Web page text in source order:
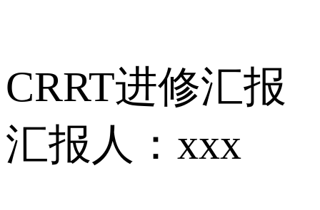
CRRT进修汇报
汇报人：xxx